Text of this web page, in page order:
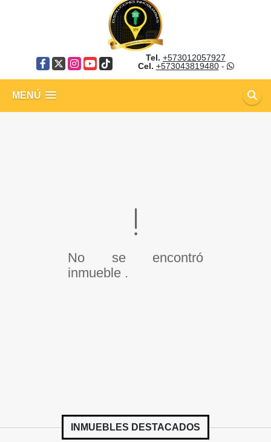
Facebook
X Instagram
YouTube
TikTok
Tel. +573012057927
Cel. +573043819480-
MENÚ
No se encontró
inmueble .
INMUEBLES DESTACADOS